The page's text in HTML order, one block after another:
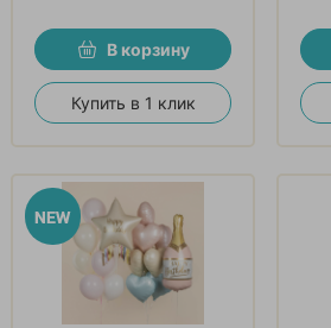
В корзину
Купить в 1 клик